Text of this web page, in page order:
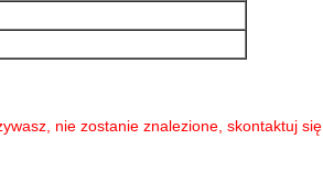
nie zostanie znalezione, skontaktuj się